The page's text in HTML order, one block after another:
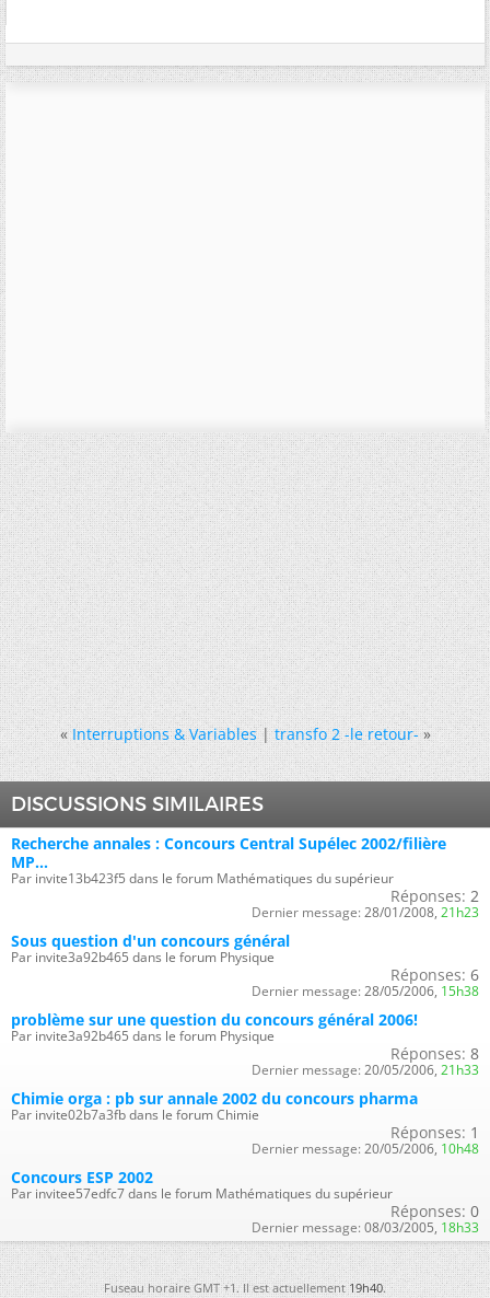
« Interruptions & Variables|transfo 2 -le retour- »
DISCUSSIONS SIMILAIRES
Recherche annales : Concours Central Supélec 2002/filière
MP...
Par invite13b423f5 dans le forum Mathématiques du supérieur
Réponses: 2
Dernier message: 28/01/2008, 21h23
Sous question d'un concours général
Par invite3a92b465 dans le forum Physique
Réponses: 6
Dernier message: 28/05/2006, 15h38
problème sur une question du concours général 2006!
Par invite3a92b465 dans le forum Physique
Réponses: 8
Dernier message: 20/05/2006, 21h33
Chimie orga : pb sur annale 2002 du concours pharma
Par invite02b7a3fb dans le forum Chimie
Réponses: 1
Dernier message: 20/05/2006, 10h48
Concours ESP 2002
Par invitee57edfc7 dans le forum Mathématiques du supérieur
Réponses: 0
Dernier message: 08/03/2005, 18h33
Fuseau horaire GMT +1. Il est actuellement19h40.